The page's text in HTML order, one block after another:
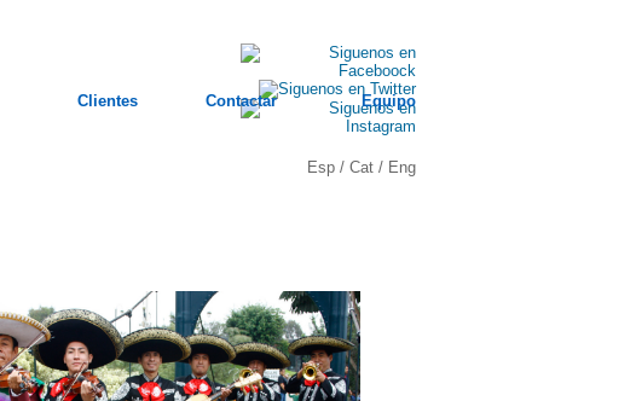
Clientes Contactar Equipo
Esp / Cat / Eng